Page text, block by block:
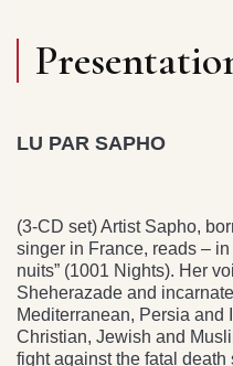
LU PAR SAPHO
(3-CD set) Artist Sapho,
singer in France, reads –
nuits” (1001 Nights). Her
Sheherazade and
Mediterranean, Persia and
Christian, Jewish and
fight against the fatal death